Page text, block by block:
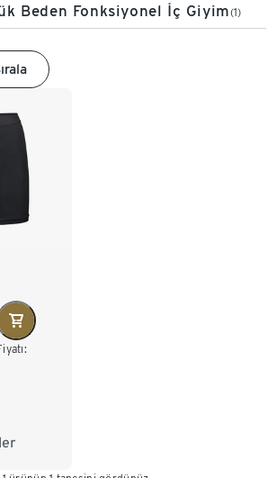
Beden Fonksiyonel İç Giyim(1)